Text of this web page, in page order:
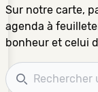
Sur notre carte,
agenda à
bonheur et celui
Recherche